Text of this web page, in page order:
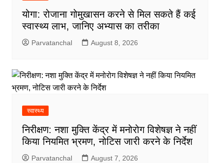
योगा: रोजाना गोमुखासन करने से मिल सकते हैं कई
स्वास्थ्य लाभ, जानिए अभ्यास का तरीका
Parvatanchal August 8, 2026
स्वास्थ्य
निरीक्षण: नशा मुक्ति केंद्र में मनोरोग विशेषज्ञ ने नहीं
किया नियमित भ्रमण, नोटिस जारी करने के निर्देश
Parvatanchal August 7, 2026